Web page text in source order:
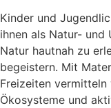
Kinder und
ihnen als Natur- und
Natur hautnah zu
begeistern. Mit
Freizeiten vermitteln
Ökosysteme und